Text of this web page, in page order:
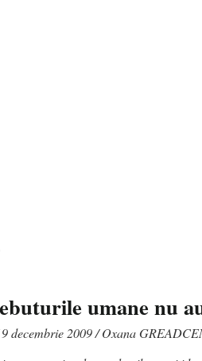
umane nu
decembrie 2009 / Oxana